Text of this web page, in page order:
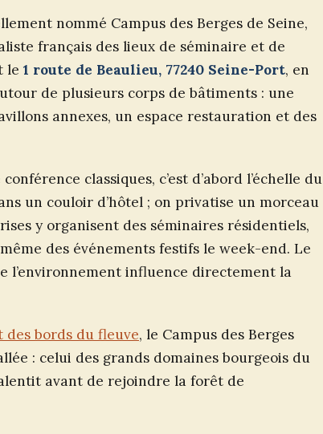
nommé Campus des Berges de Seine,
français des lieux de séminaire et de
le 1 route de Beaulieu, 77240 Seine-Port, en
de plusieurs corps de bâtiments : une
annexes, un espace restauration et des
classiques, c’est d’abord l’échelle du
un couloir d’hôtel ; on privatise un morceau
y organisent des séminaires résidentiels,
des événements festifs le week-end. Le
l’environnement influence directement la
des bords du fleuve, le Campus des Berges
: celui des grands domaines bourgeois du
avant de rejoindre la forêt de